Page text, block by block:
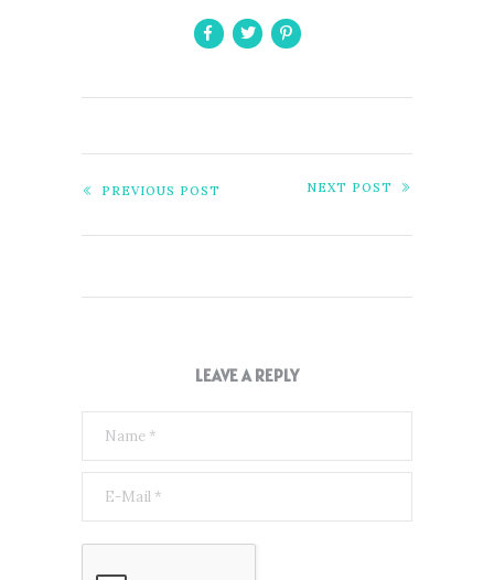
PREVIOUS POST NEXT POST
LEAVE A REPLY